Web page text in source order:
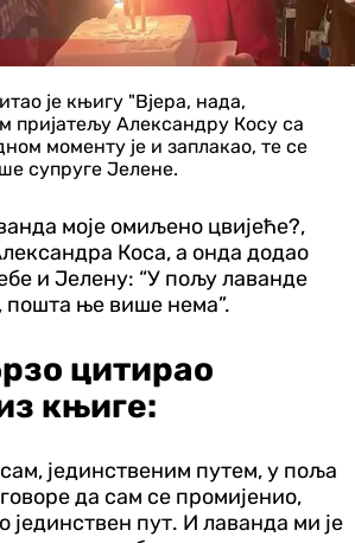
је књигу "Вјера, нада,
пријатељу Александру Косу са
моменту је и заплакао, те се
супруге Јелене.
моје омиљено цвијеће?,
Коса, а онда додао
и Јелену: “У пољу лаванде
пошта ње више нема”.
цитирао
књиге:
јединственим путем, у поља
да сам се промијенио,
јединствен пут. И лаванда ми је